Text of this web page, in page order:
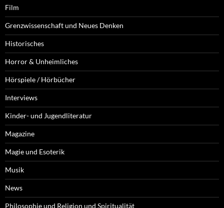
Film
Grenzwissenschaft und Neues Denken
Historisches
Horror & Unheimliches
Hörspiele / Hörbücher
Interviews
Kinder- und Jugendliteratur
Magazine
Magie und Esoterik
Musik
News
Philosophie und Religion und Spiritualität